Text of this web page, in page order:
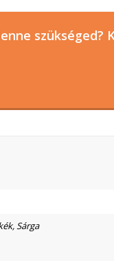
szükséged?
Sárga